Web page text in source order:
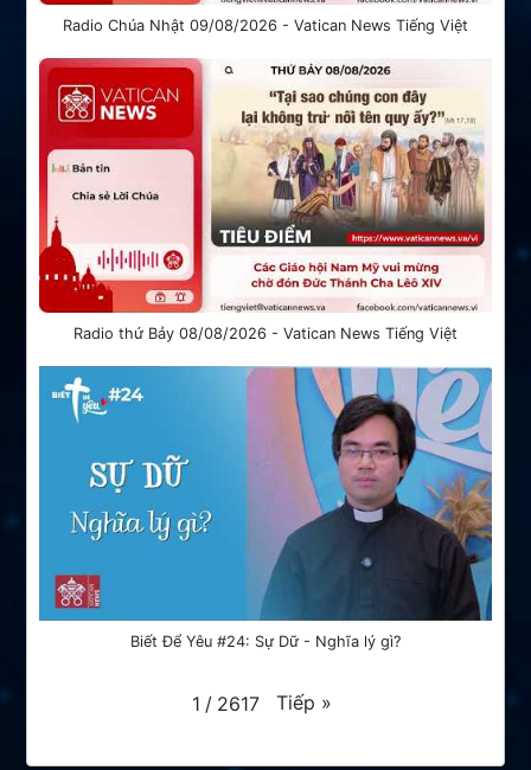
Radio Chúa Nhật 09/08/2026 - Vatican News Tiếng Việt
Radio thứ Bảy 08/08/2026 - Vatican News Tiếng Việt
Biết Để Yêu #24: Sự Dữ - Nghĩa lý gì?
1 / 2617 Tiếp »